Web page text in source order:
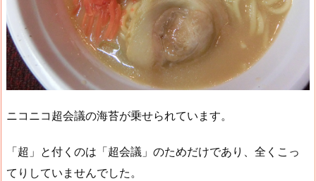
ニコニコ超会議の海苔が乗せられています。
「超」と付くのは「超会議」のためだけであり、全くこっ
てりしていませんでした。